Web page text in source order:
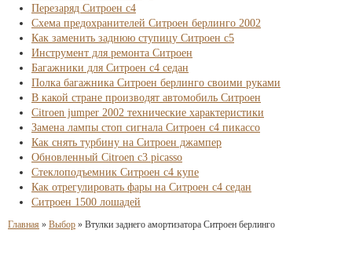
Перезаряд Ситроен с4
Схема предохранителей Ситроен берлинго 2002
Как заменить заднюю ступицу Ситроен с5
Инструмент для ремонта Ситроен
Багажники для Ситроен с4 седан
Полка багажника Ситроен берлинго своими руками
В какой стране производят автомобиль Ситроен
Citroen jumper 2002 технические характеристики
Замена лампы стоп сигнала Ситроен с4 пикассо
Как снять турбину на Ситроен джампер
Обновленный Citroen c3 picasso
Стеклоподъемник Ситроен с4 купе
Как отрегулировать фары на Ситроен с4 седан
Ситроен 1500 лошадей
Главная » Выбор » Втулки заднего амортизатора Ситроен берлинго